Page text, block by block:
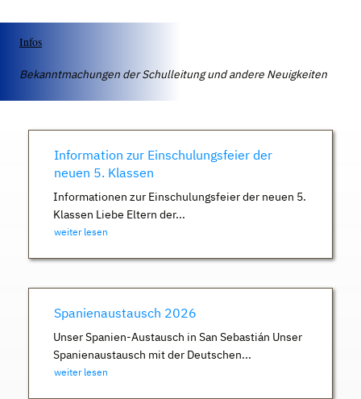
Infos
Bekanntmachungen der Schulleitung und andere Neuigkeiten
Information zur Einschulungsfeier der
neuen 5. Klassen
Informationen zur Einschulungsfeier der neuen 5.
Klassen Liebe Eltern der...
weiter lesen
Spanienaustausch 2026
Unser Spanien-Austausch in San Sebastián Unser
Spanienaustausch mit der Deutschen...
weiter lesen